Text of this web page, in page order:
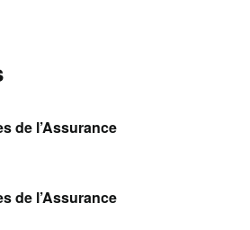
de l’Assurance
de l’Assurance